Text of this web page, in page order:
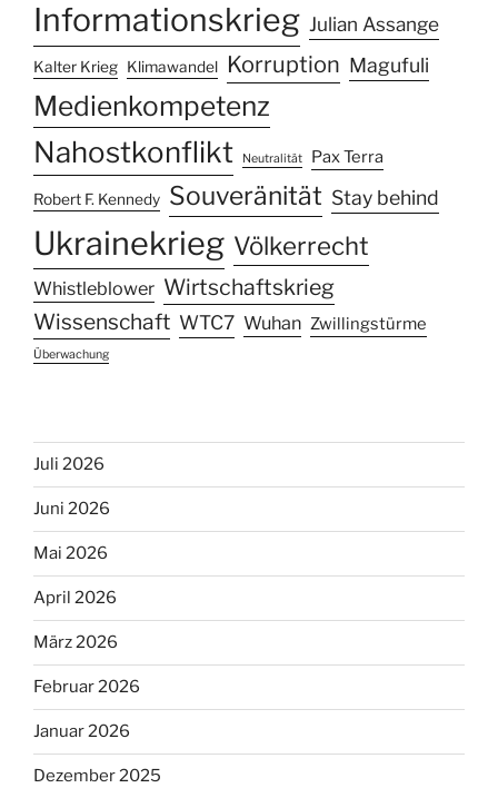
Informationskrieg Julian Assange
Kalter Krieg Klimawandel Korruption Magufuli
Medienkompetenz
Nahostkonflikt Neutralität Pax Terra
Robert F. Kennedy Souveränität Stay behind
Ukrainekrieg Völkerrecht
Whistleblower Wirtschaftskrieg
Wissenschaft WTC7 Wuhan Zwillingstürme
Überwachung
Juli 2026
Juni 2026
Mai 2026
April 2026
März 2026
Februar 2026
Januar 2026
Dezember 2025